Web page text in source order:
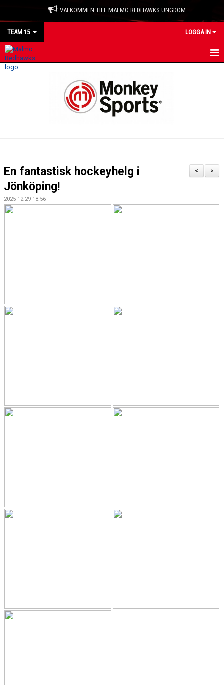
VÄLKOMMEN TILL MALMÖ REDHAWKS UNGDOM
TEAM 15 LOGGA IN
HEM
BILDGALLERI
DOKUMENT
>
<
En fantastisk hockeyhelg i
Jönköping!
2025-12-29 18:56